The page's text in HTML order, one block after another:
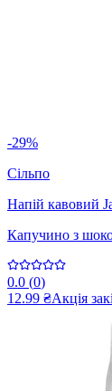
-29%
Сільпо
Напій кавовий
Капучино з
0.0 (0)
12.99 ₴Акція